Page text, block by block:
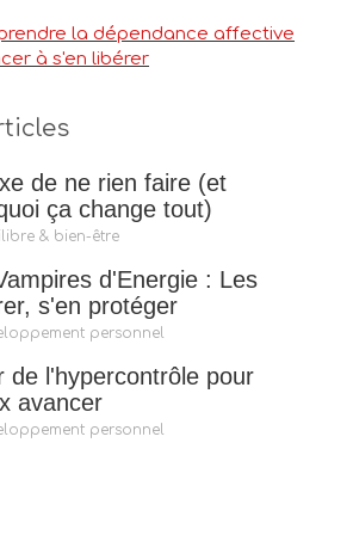
la dépendance affective
à s'en libérer
de ne rien faire (et
ça change tout)
& bien-être
d'Energie : Les
s'en protéger
personnel
de l'hypercontrôle pour
avancer
personnel